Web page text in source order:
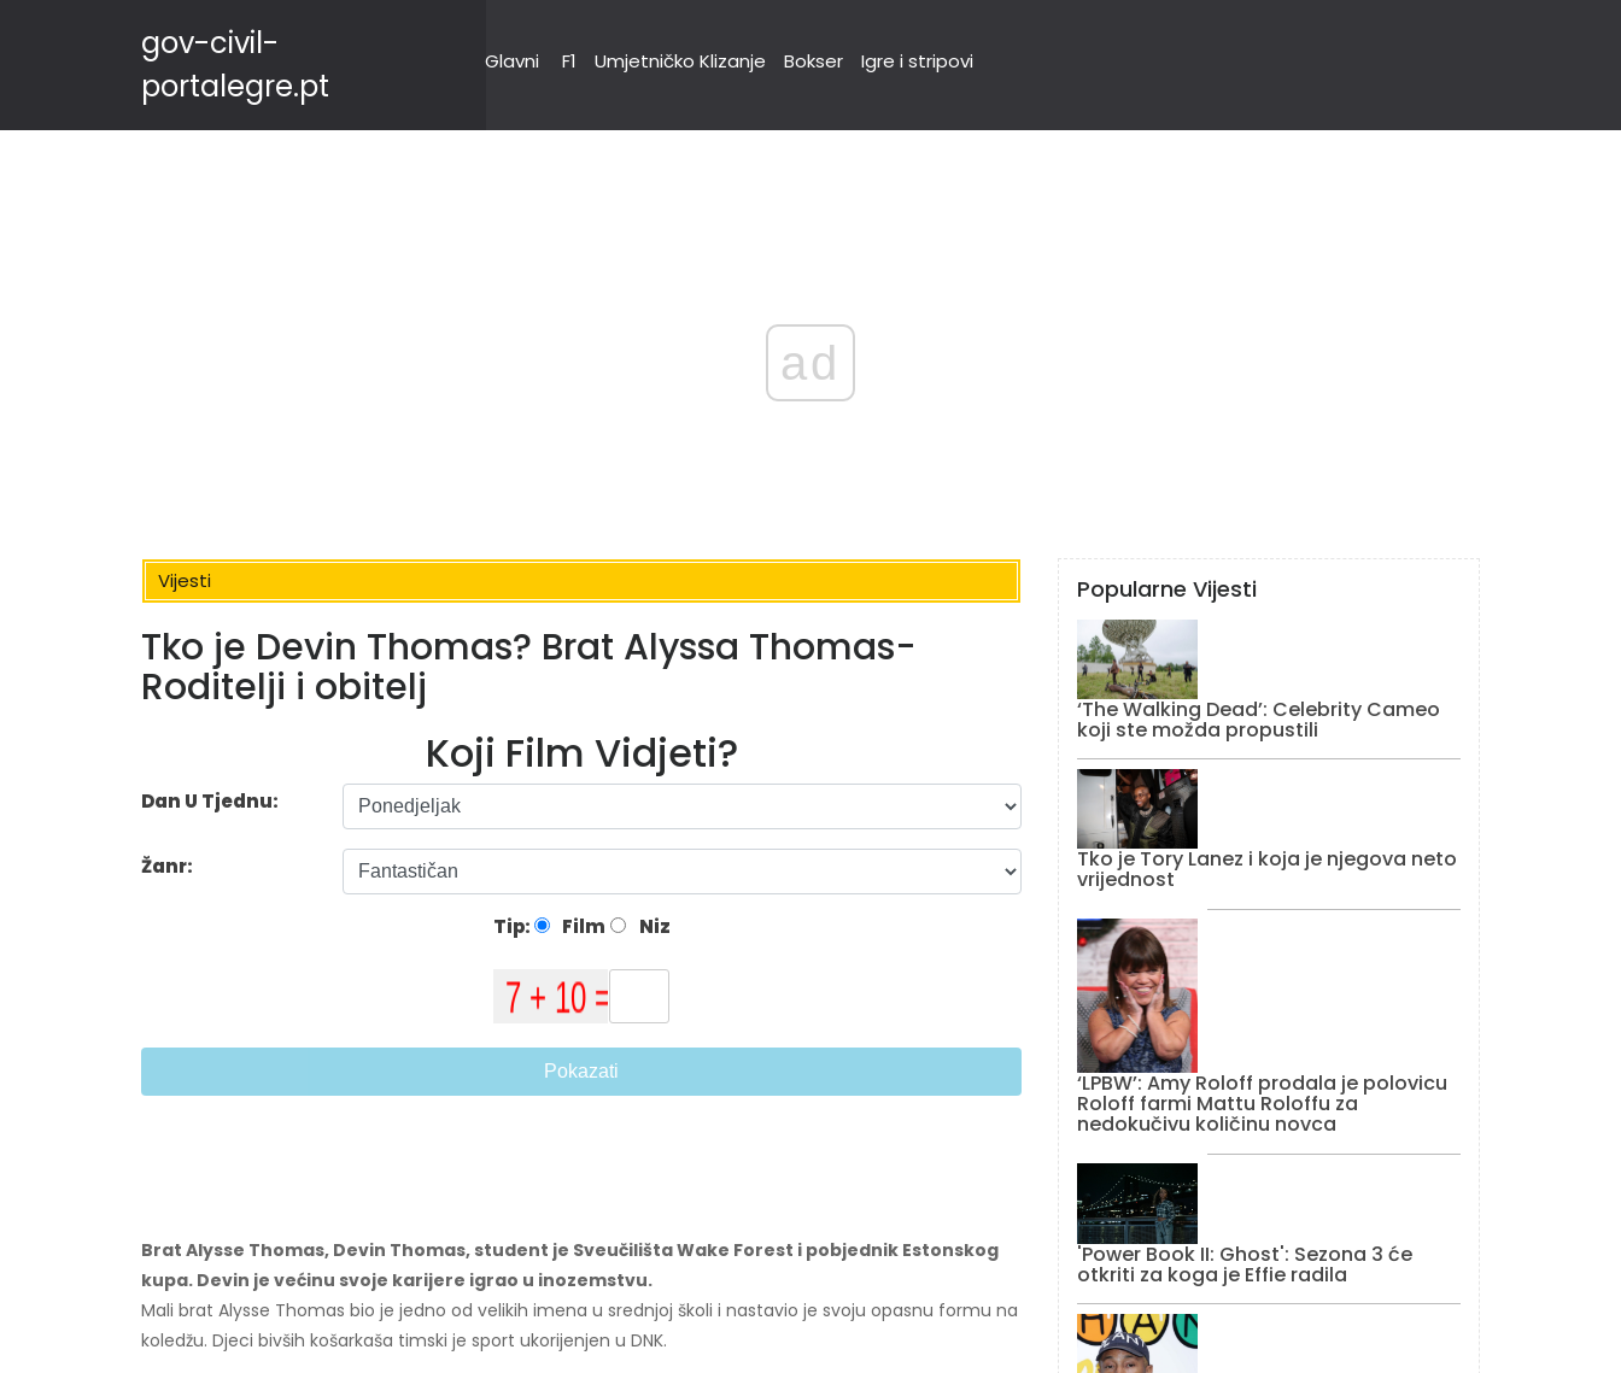
gov-civil-
portalegre.pt
Glavni F1 Umjetničko Klizanje Bokser Igre i stripovi
ad
Vijesti
Tko je Devin Thomas? Brat Alyssa Thomas-
Roditelji i obitelj
Koji Film Vidjeti?
Dan U Tjednu:
Žanr:
Tip: Film Niz
Pokazati
Brat Alysse Thomas, Devin Thomas, student je Sveučilišta Wake Forest i pobjednik Estonskog
kupa. Devin je većinu svoje karijere igrao u inozemstvu.
Mali brat Alysse Thomas bio je jedno od velikih imena u srednjoj školi i nastavio je svoju opasnu formu na
koledžu. Djeci bivših košarkaša timski je sport ukorijenjen u DNK.
Popularne Vijesti
‘The Walking Dead’: Celebrity Cameo
koji ste možda propustili
Tko je Tory Lanez i koja je njegova neto
vrijednost
‘LPBW’: Amy Roloff prodala je polovicu
Roloff farmi Mattu Roloffu za
nedokučivu količinu novca
'Power Book II: Ghost': Sezona 3 će
otkriti za koga je Effie radila